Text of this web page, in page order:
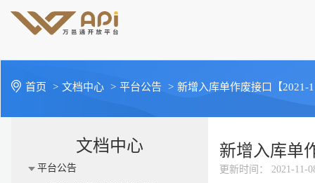
首页 > 文档中心 > 平台公告 > 新增入库单作废接口【2021-
文档中心
平台公告
新增入库单
更新时间 ： 2021-11-